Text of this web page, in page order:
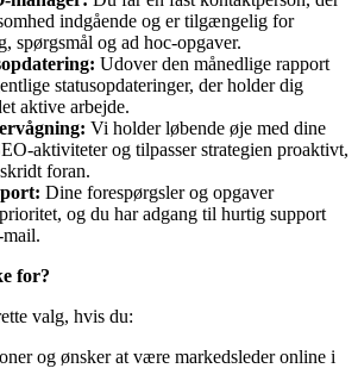
indgående og er tilgængelig for
spørgsmål og ad hoc-opgaver.
Udover den månedlige rapport
statusopdateringer, der holder dig
aktive arbejde.
Vi holder løbende øje med dine
aktiviteter og tilpasser strategien proaktivt,
foran.
Dine forespørgsler og opgaver
og du har adgang til hurtig support
for?
valg, hvis du:
og ønsker at være markedsleder online i